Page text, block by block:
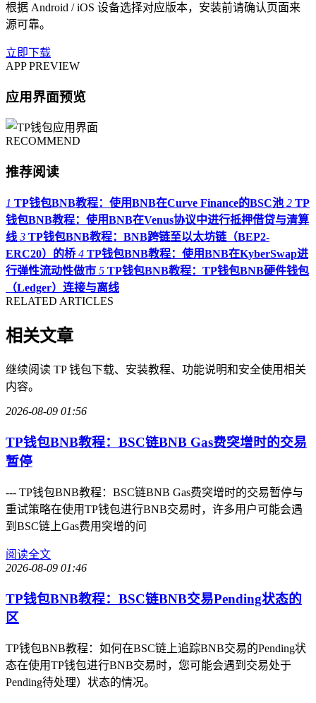
根据 Android / iOS 设备选择对应版本，安装前请确认页面来
源可靠。
立即下载
APP PREVIEW
应用界面预览
RECOMMEND
推荐阅读
1 TP钱包BNB教程：使用BNB在Curve Finance的BSC池 2 TP
钱包BNB教程：使用BNB在Venus协议中进行抵押借贷与清算
线 3 TP钱包BNB教程：BNB跨链至以太坊链（BEP2-
ERC20）的桥 4 TP钱包BNB教程：使用BNB在KyberSwap进
行弹性流动性做市 5 TP钱包BNB教程：TP钱包BNB硬件钱包
（Ledger）连接与离线
RELATED ARTICLES
相关文章
继续阅读 TP 钱包下载、安装教程、功能说明和安全使用相关
内容。
2026-08-09 01:56
TP钱包BNB教程：BSC链BNB Gas费突增时的交易
暂停
--- TP钱包BNB教程：BSC链BNB Gas费突增时的交易暂停与
重试策略在使用TP钱包进行BNB交易时，许多用户可能会遇
到BSC链上Gas费用突增的问
阅读全文
2026-08-09 01:46
TP钱包BNB教程：BSC链BNB交易Pending状态的
区
TP钱包BNB教程：如何在BSC链上追踪BNB交易的Pending状
态在使用TP钱包进行BNB交易时，您可能会遇到交易处于
Pending待处理）状态的情况。